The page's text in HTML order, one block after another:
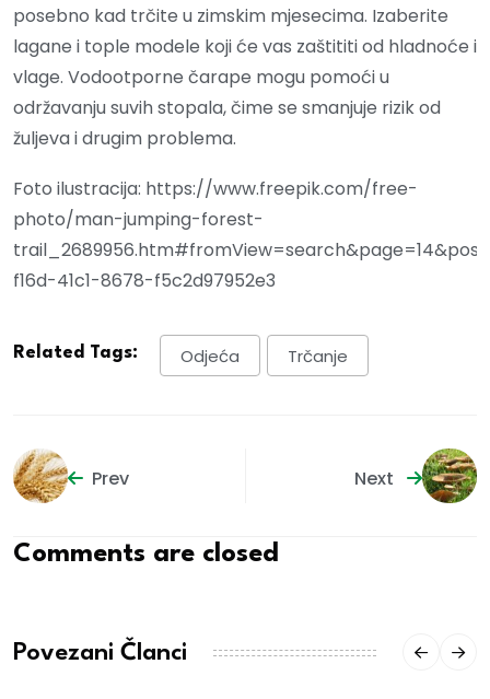
posebno kad trčite u zimskim mjesecima. Izaberite
lagane i tople modele koji će vas zaštititi od hladnoće i
vlage. Vodootporne čarape mogu pomoći u
održavanju suvih stopala, čime se smanjuje rizik od
žuljeva i drugim problema.
Foto ilustracija: https://www.freepik.com/free-
photo/man-jumping-forest-
f16d-41c1-8678-f5c2d97952e3
Related Tags: Odjeća Trčanje
Prev Next
Comments are closed
Povezani Članci